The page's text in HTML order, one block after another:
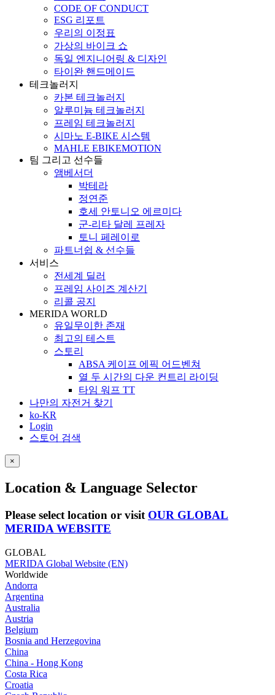
CODE OF CONDUCT
ESG 리포트
우리의 이정표
가상의 바이크 쇼
독일 엔지니어링 & 디자인
타이완 핸드메이드
테크놀러지
카본 테크놀러지
알루미늄 테크놀러지
프레임 테크놀러지
시마노 E-BIKE 시스템
MAHLE EBIKEMOTION
팀 그리고 선수들
앰베서더
박테라
정연준
호세 안토니오 에르미다
군-리타 달레 프레자
토니 페레이로
파트너쉽 & 선수들
서비스
전세계 딜러
프레임 사이즈 계산기
리콜 공지
MERIDA WORLD
유일무이한 존재
최고의 테스트
스토리
ABSA 케이프 에픽 어드벤쳐
열 두 시간의 다운 컨트리 라이딩
타임 워프 TT
나만의 자전거 찾기
ko-KR
Login
스토어 검색
×
Location & Language Selector
Please select location or visit OUR GLOBAL
MERIDA WEBSITE
GLOBAL
MERIDA Global Website (EN)
Worldwide
Andorra
Argentina
Australia
Austria
Belgium
Bosnia and Herzegovina
China
China - Hong Kong
Costa Rica
Croatia